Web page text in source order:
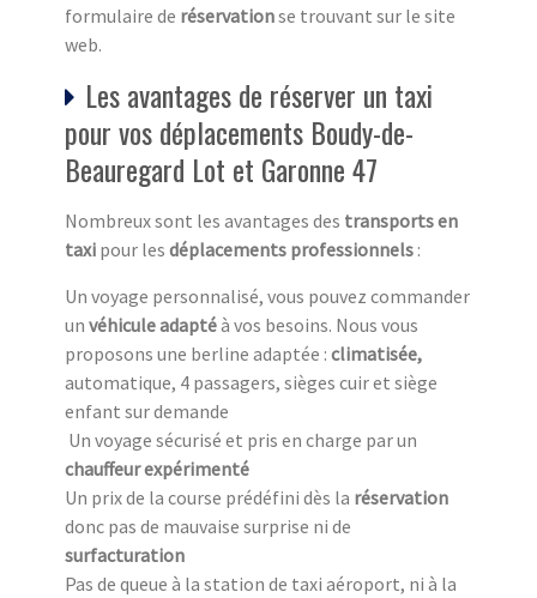
formulaire de réservationse trouvant sur le site
web.
Les avantages de réserver un taxi
pour vos déplacements Boudy-de-
Beauregard Lot et Garonne 47
Nombreux sont les avantages des transports en
taxi pour les déplacements professionnels :
Un voyage personnalisé, vous pouvez commander
un véhicule adaptéà vos besoins. Nous vous
proposons une berline adaptée : climatisée,
automatique, 4 passagers, sièges cuir et siège
enfant sur demande
Un voyage sécurisé et pris en charge par un
chauffeur expérimenté
Un prix de la course prédéfini dès la réservation
donc pas de mauvaise surprise ni de
surfacturation
Pas de queue à la station de taxi aéroport, ni à la